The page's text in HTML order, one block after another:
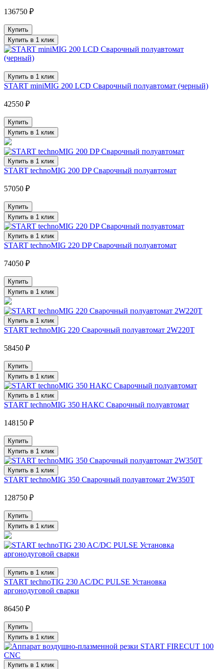
136750 ₽
Купить
Купить в 1 клик
Купить в 1 клик
START miniMIG 200 LCD Сварочный полуавтомат (черный)
42550 ₽
Купить
Купить в 1 клик
Купить в 1 клик
START technoMIG 200 DP Сварочный полуавтомат
57050 ₽
Купить
Купить в 1 клик
Купить в 1 клик
START technoMIG 220 DP Сварочный полуавтомат
74050 ₽
Купить
Купить в 1 клик
Купить в 1 клик
START technoMIG 220 Сварочный полуавтомат 2W220T
58450 ₽
Купить
Купить в 1 клик
Купить в 1 клик
START technoMIG 350 НАКС Сварочный полуавтомат
148150 ₽
Купить
Купить в 1 клик
Купить в 1 клик
START technoMIG 350 Сварочный полуавтомат 2W350T
128750 ₽
Купить
Купить в 1 клик
Купить в 1 клик
START technoTIG 230 AC/DC PULSE Установка
аргонодуговой сварки
86450 ₽
Купить
Купить в 1 клик
Купить в 1 клик